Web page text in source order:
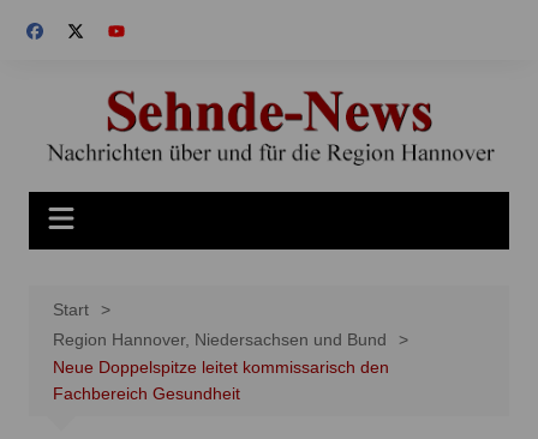
Inhalt
Start
Region Hannover, Niedersachsen und Bund
Neue Doppelspitze leitet kommissarisch den
Fachbereich Gesundheit